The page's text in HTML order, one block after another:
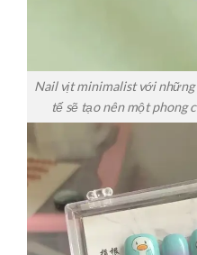
Nail vịt minimalist với
tế sẽ tạo nên một phong